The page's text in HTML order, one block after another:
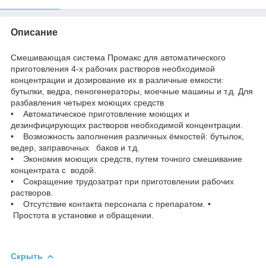
Описание
Смешивающая система Промакс для автоматического
приготовления 4-х рабочих растворов необходимой
концентрации и дозирование их в различные емкости:
бутылки, ведра, пеногенераторы, моечные машины и т.д. Для
разбавления четырех моющих средств
• Автоматическое приготовление моющих и
дезинфицирующих растворов необходимой концентрации.
• Возможность заполнения различных ёмкостей: бутылок,
ведер, заправочных баков и т.д.
• Экономия моющих средств, путем точного смешивание
концентрата с водой.
• Сокращение трудозатрат при приготовлении рабочих
растворов.
• Отсутствие контакта персонала с препаратом. •
Простота в установке и обращении.
Скрыть